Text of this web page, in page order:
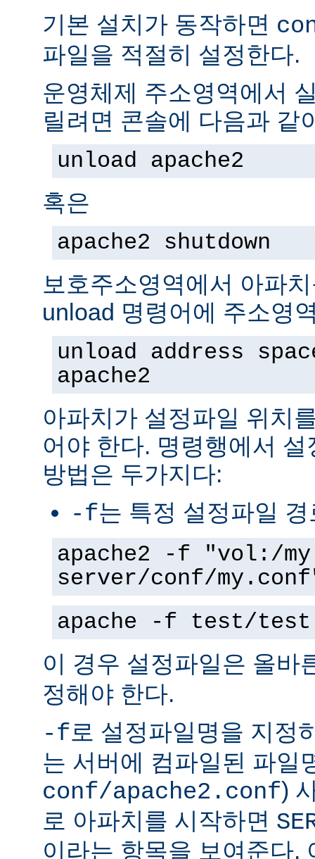
기본 설치가 동작하면
파일을 적절히 설정한다.
운영체제 주소영역에서
릴려면 콘솔에 다음과 같
unload apache2
혹은
apache2 shutdown
보호주소영역에서 아파
unload 명령어에 주소영
unload address
apache2
아파치가 설정파일 위치
어야 한다. 명령행에서
방법은 두가지다:
-f는 특정 설정파일
apache2 -f "vol:/my
server/conf/
apache -f test/
이 경우 설정파일은 올바
정해야 한다.
-f로 설정파일명을 지정
는 서버에 컴파일된 파일
conf/apache2.conf)
로 아파치를 시작하면
이라는 항목을 보여준다.